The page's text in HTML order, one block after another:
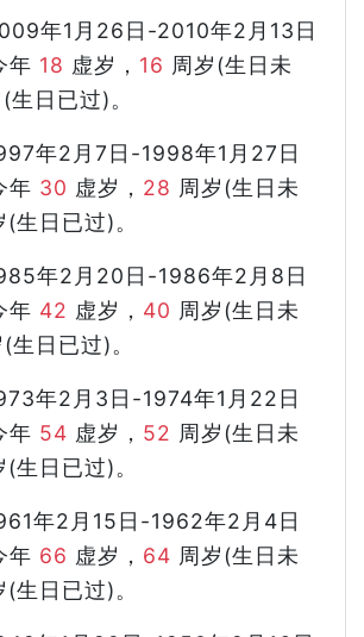
年1月26日-2010年2月13日
年 18 虚岁， 16 周岁(生日未
生日已过)。
年2月7日-1998年1月27日
年 30 虚岁， 28 周岁(生日未
(生日已过)。
年2月20日-1986年2月8日
年 42 虚岁， 40 周岁(生日未
生日已过)。
年2月3日-1974年1月22日
年 54 虚岁， 52 周岁(生日未
(生日已过)。
年2月15日-1962年2月4日
年 66 虚岁， 64 周岁(生日未
(生日已过)。